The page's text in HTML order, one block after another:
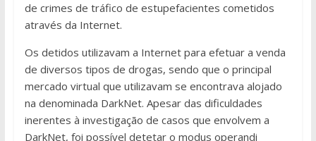
de crimes de tráfico de estupefacientes cometidos
através da Internet.
Os detidos utilizavam a Internet para efetuar a venda
de diversos tipos de drogas, sendo que o principal
mercado virtual que utilizavam se encontrava alojado
na denominada DarkNet. Apesar das dificuldades
inerentes à investigação de casos que envolvem a
DarkNet, foi possível detetar o modus operandi